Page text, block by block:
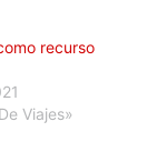
recurso
Viajes»